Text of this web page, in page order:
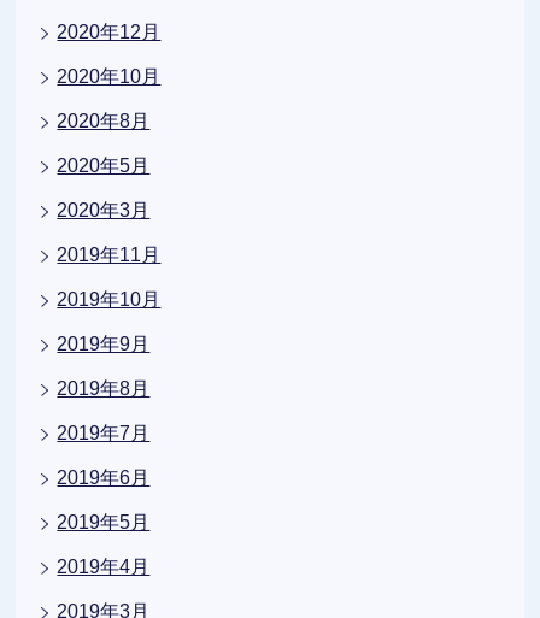
2020年12月
2020年10月
2020年8月
2020年5月
2020年3月
2019年11月
2019年10月
2019年9月
2019年8月
2019年7月
2019年6月
2019年5月
2019年4月
2019年3月